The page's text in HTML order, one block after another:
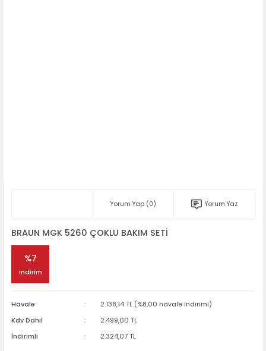
Yorum Yap (0) Yorum Yaz
BRAUN MGK 5260 ÇOKLU BAKIM SETİ
%7
indirim
Havale
2.138,14 TL (%8,00 havale indirimi)
Kdv Dahil
2.499,00 TL
İndirimli
2.324,07 TL